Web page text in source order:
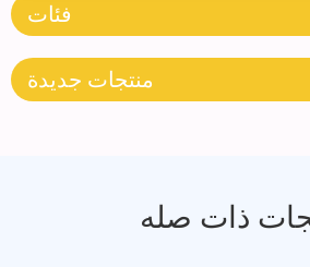
فئات
منتجات جديدة
ذات صله